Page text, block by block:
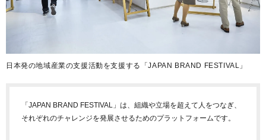
日本発の地域産業の支援活動を支援する「JAPAN BRAND FESTIVAL」
「JAPAN BRAND FESTIVAL」は、組織や立場を超えて人をつなぎ、
それぞれのチャレンジを発展させるためのプラットフォームです。